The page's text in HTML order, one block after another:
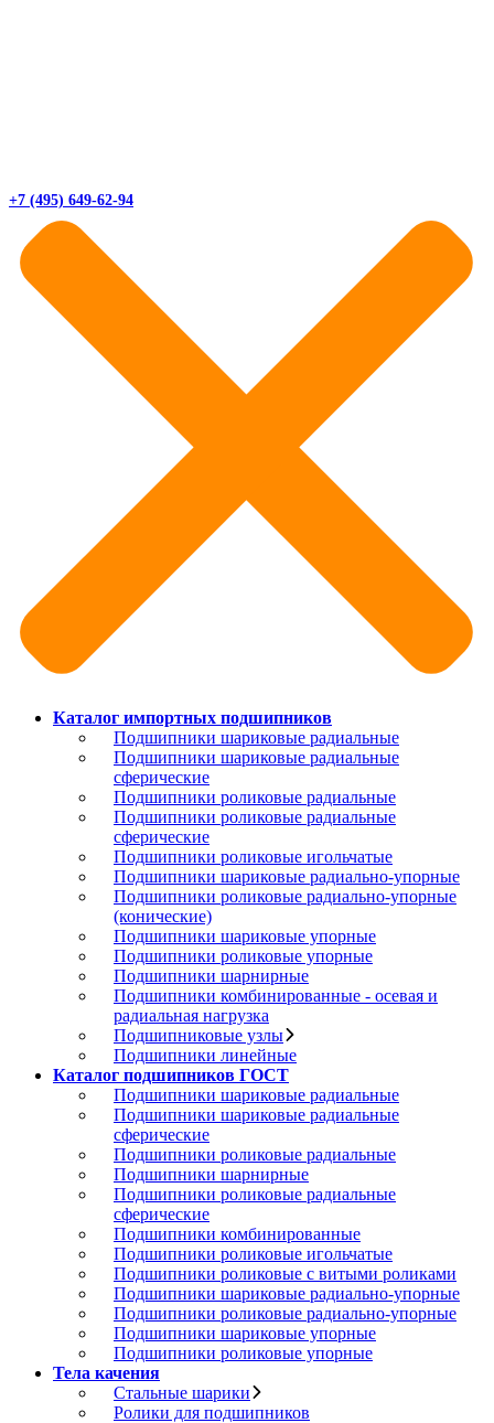
+7 (495) 649-62-94
Каталог импортных подшипников
Подшипники шариковые радиальные
Подшипники шариковые радиальные
сферические
Подшипники роликовые радиальные
Подшипники роликовые радиальные
сферические
Подшипники роликовые игольчатые
Подшипники шариковые радиально-упорные
Подшипники роликовые радиально-упорные
(конические)
Подшипники шариковые упорные
Подшипники роликовые упорные
Подшипники шарнирные
Подшипники комбинированные - осевая и
радиальная нагрузка
Подшипниковые узлы
Подшипники линейные
Каталог подшипников ГОСТ
Подшипники шариковые радиальные
Подшипники шариковые радиальные
сферические
Подшипники роликовые радиальные
Подшипники шарнирные
Подшипники роликовые радиальные
сферические
Подшипники комбинированные
Подшипники роликовые игольчатые
Подшипники роликовые с витыми роликами
Подшипники шариковые радиально-упорные
Подшипники роликовые радиально-упорные
Подшипники шариковые упорные
Подшипники роликовые упорные
Тела качения
Стальные шарики
Ролики для подшипников